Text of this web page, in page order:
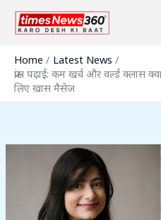
Skip
Home
Latest News
फ्रांस पढ़ाई: कम खर्च और वर्ल्ड क्लास
लिए खास मैसेज